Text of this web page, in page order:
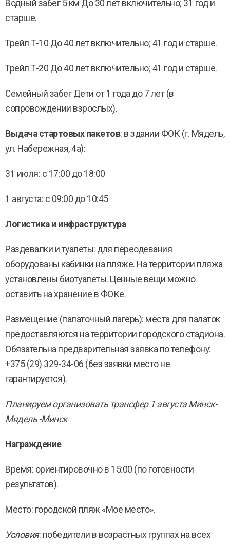
Водный забег 5 км До 30 лет включительно; 31 год и
старше.
Трейл Т-10 До 40 лет включительно; 41 год и старше.
Трейл Т-20 До 40 лет включительно; 41 год и старше.
Семейный забег Дети от 1 года до 7 лет (в
сопровождении взрослых).
Выдача стартовых пакетов: в здании ФОК (г. Мядель,
ул. Набережная, 4а):
31 июля: с 17:00 до 18:00
1 августа: с 09:00 до 10:45
Логистика и инфраструктура
Раздевалки и туалеты: для переодевания
оборудованы кабинки на пляже. На территории пляжа
установлены биотуалеты. Ценные вещи можно
оставить на хранение в ФОКе.
Размещение (палаточный лагерь): места для палаток
предоставляются на территории городского стадиона.
Обязательна предварительная заявка по телефону:
+375 (29) 329-34-06 (без заявки место не
гарантируется).
Планируем организовать трансфер 1 августа Минск-
Мядель -Минск
Награждение
Время: ориентировочно в 15:00 (по готовности
результатов).
Место: городской пляж «Мое место».
Условия: победители в возрастных группах на всех